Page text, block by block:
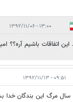
۱۳:۰۰ - ۱۳۹۲/۱۱/۰۶
این اتفاقات باشیم آره؟؟
۰۹:۵۱ - ۱۳۹۲/۱۱/۱۳
مرگ این بندگان خدا